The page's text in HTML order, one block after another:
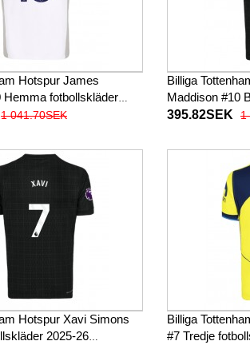
Hotspur James
Hemma fotbollskläder
1 041.70SEK
Billiga
Maddison #10
26 Kortärmad
395.82SEK 1
Hotspur Xavi Simons
2025-26
Billiga
#7 Tredje